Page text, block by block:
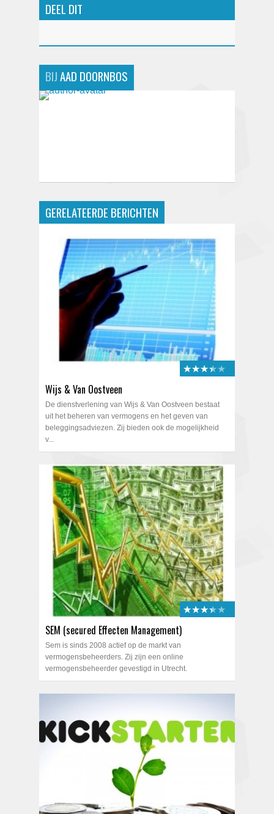
DEEL DIT
BIJAAD DOORNBOS
GERELATEERDE BERICHTEN
★★★★★
★★★★★
Wijs & Van Oostveen
De dienstverlening van Wijs & Van Oostveen bestaat
uit het beheren van vermogens en het geven van
beleggingsadviezen. Zij bieden ook de mogelijkheid
v...
★★★★★
★★★★★
SEM (secured Effecten Management)
Sem is sinds 2008 actief op de markt van
vermogensbeheerders. Zij zijn een online
vermogensbeheerder gevestigd in Utrecht.